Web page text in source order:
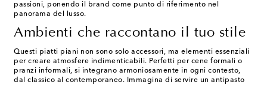
passioni, ponendo il brand come punto di riferimento nel
panorama del lusso.
Ambienti che raccontano il tuo stile
Questi piatti piani non sono solo accessori, ma elementi essenziali
per creare atmosfere indimenticabili. Perfetti per cene formali o
pranzi informali, si integrano armoniosamente in ogni contesto,
dal classico al contemporaneo. Immagina di servire un antipasto